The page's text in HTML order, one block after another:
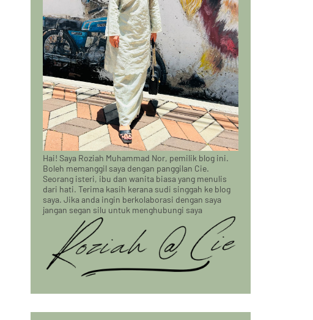
Hai! Saya Roziah Muhammad Nor, pemilik blog ini.
Boleh memanggil saya dengan panggilan Cie.
Seorang isteri, ibu dan wanita biasa yang menulis
dari hati. Terima kasih kerana sudi singgah ke blog
saya. Jika anda ingin berkolaborasi dengan saya
jangan segan silu untuk menghubungi saya